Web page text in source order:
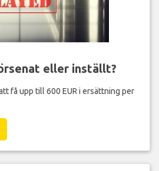
eller inställt?
få upp till 600 EUR i ersättning per